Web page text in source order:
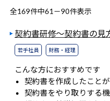
全169件中61－90件表示
契約書研修～契約書の見
若手社員 財務・経理
こんな方におすすめです
契約書を作成したこと
契約書をやり取りする